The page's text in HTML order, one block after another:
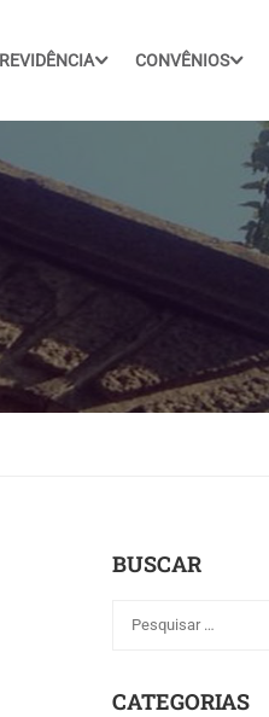
CONVÊNIOS
BUSCAR
CATEGORIAS